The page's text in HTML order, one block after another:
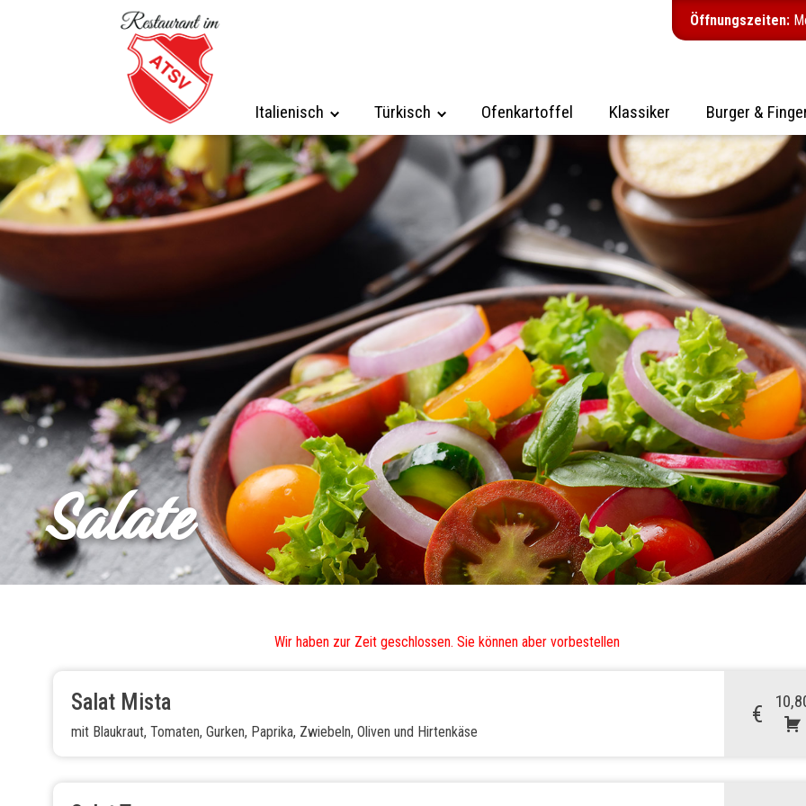
Italienisch Türkisch Ofenkartoffel Klassiker Burger &
Öffnungszeiten:
Salate
Wir haben zur Zeit geschlossen. Sie können aber vorbestellen
Salat Mista €
mit Blaukraut, Tomaten, Gurken, Paprika, Zwiebeln, Oliven und Hirtenkäse